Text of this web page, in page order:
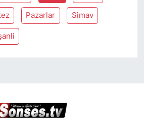
Pazarlar Simav